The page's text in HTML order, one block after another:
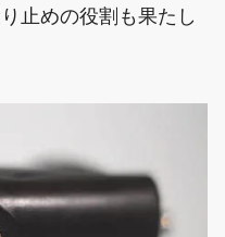
止めの役割も果たし